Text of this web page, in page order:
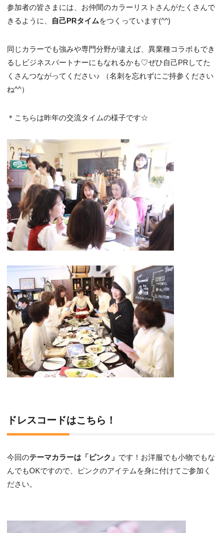
参加者の皆さまには、お仲間のカラーリストさんがたくさんで
きるように、
自己PRタイムをつくっています(^^)
同じカラーでも強みや専門分野が違えば、異業種コラボもでき
るしビジネスパートナーにもなれるかも♡ぜひ自己PRしてた
くさんつながってください♪ （名刺を忘れずにご持参ください
ね^^）
＊こちらは昨年の交流タイムの様子です☆
ドレスコードはこちら！
今回のテーマカラーは「ピンク」 です！お洋服でも小物でもな
んでもOKですので、ピンクのアイテムを身に付けてご参加く
ださい。